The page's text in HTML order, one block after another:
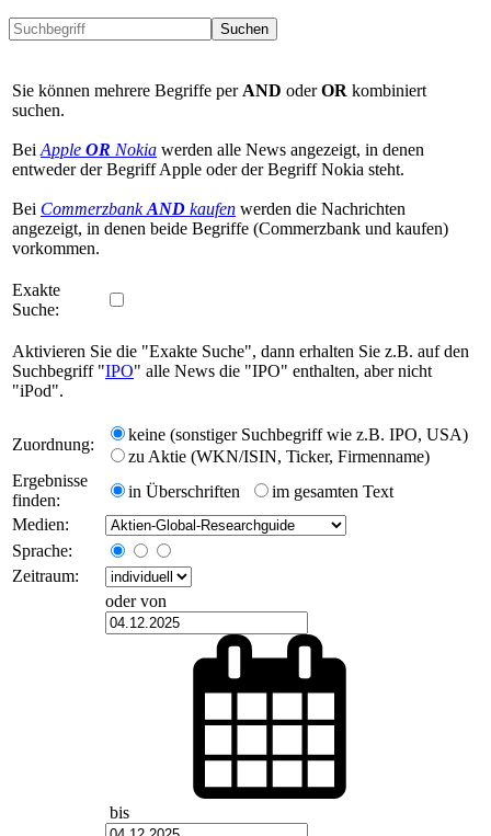
Suchen
Sie können mehrere Begriffe per AND oderOR kombiniert
suchen.
Bei Apple OR Nokia werden alle News angezeigt, in denen
entweder der Begriff Apple oder der Begriff Nokia steht.
Bei CommerzbankAND kaufen werden die Nachrichten
angezeigt, in denen beide Begriffe (Commerzbank und kaufen)
vorkommen.
Exakte
Suche:
Aktivieren Sie die "Exakte Suche", dann erhalten Sie z.B. auf den
Suchbegriff "IPO" alle News die "IPO" enthalten, aber nicht
"iPod".
Zuordnung:
keine (sonstiger Suchbegriff wie z.B. IPO, USA)
zu Aktie (WKN/ISIN, Ticker, Firmenname)
Ergebnisse
finden:
in Überschriften
im gesamten Text
Medien:
Sprache:
Zeitraum:
oder von
bis